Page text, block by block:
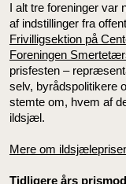
I alt tre foreninger var
af indstillinger fra
Frivilligsektion på
Foreningen
prisfesten –
selv, byrådspolitikere
stemte om, hvem af
ildsjæl.
Mere om
Tidligere års